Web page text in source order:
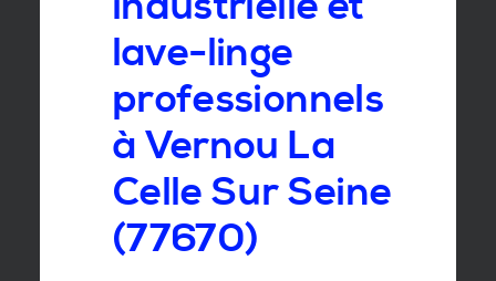
lave-linge
professionnels
à Vernou La
Celle Sur Seine
(77670)